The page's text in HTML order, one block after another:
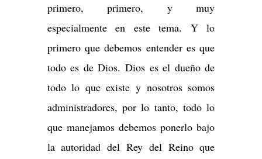
primero, primero, y muy
especialmente en este tema. Y lo
primero que debemos entender es que
todo es de Dios. Dios es el dueño de
todo lo que existe y nosotros somos
administradores, por lo tanto, todo lo
que manejamos debemos ponerlo bajo
la autoridad del Rey del Reino que